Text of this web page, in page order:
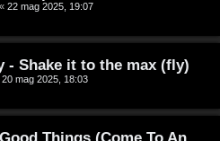
« 22 mag 2025, 19:07
- Shake it to the max (fly)
20 mag 2025, 18:03
Things (Come To An